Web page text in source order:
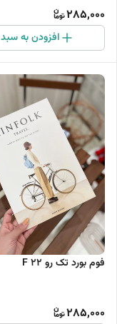
285,000
افزودن به سبد
فوم بورد تک رو F 22
285,000